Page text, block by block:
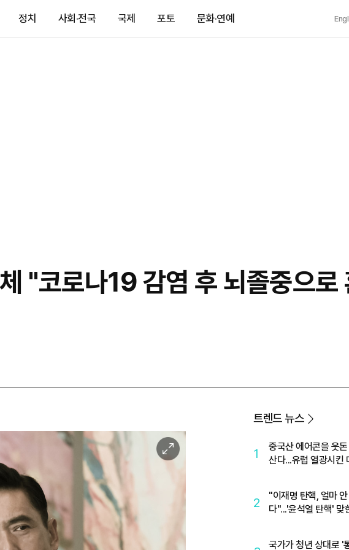
정치 사회·전국 국제 포토 문화·연예
"코로나19 감염 후 뇌졸중으로
이
미
트렌드 뉴스
1
중국산 에어콘을 웃
산다...유럽 열광시킨
2
"이재명 탄핵, 얼마
다"...'윤석열 탄핵' 맞
국가가 청년 상대로 '